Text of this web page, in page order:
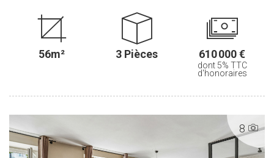
situé au sein d'un immeuble ancien. D'une superficie loi Carrez de
41,19 m2 (55,86 m² au sol), ce bien en duplex - quatrième et
cinquième étage - par escalier, TRAVERSANT, exposé Nord-
Ouest/Sud-Est, comprend : une entrée, un séjour avec une cuisine
ouverte aménagée et équipée, une chambre et une salle de
douches avec un water-closet. À l'étage, une mezzanine aménagée
MAGNIFIQUE VUE sur l'ancien hôpital Laennec ainsi que sur la tour
Eiffel et le dôme des Invalides. Une cave en sous-sol complète ce
bien. ............................................. Le Groupe PARIS SEINE, c'est 5
Agences au Coeur de Paris !! et 3 Agences dans le 6ème
56m² 3 Pièces 610 000 €
dont 5% TTC
d'honoraires
8